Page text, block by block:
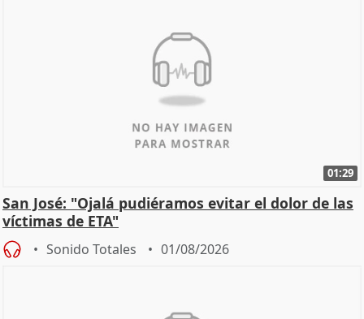
01:29
San José: "Ojalá pudiéramos evitar el dolor de las
víctimas de ETA"
Sonido Totales 01/08/2026